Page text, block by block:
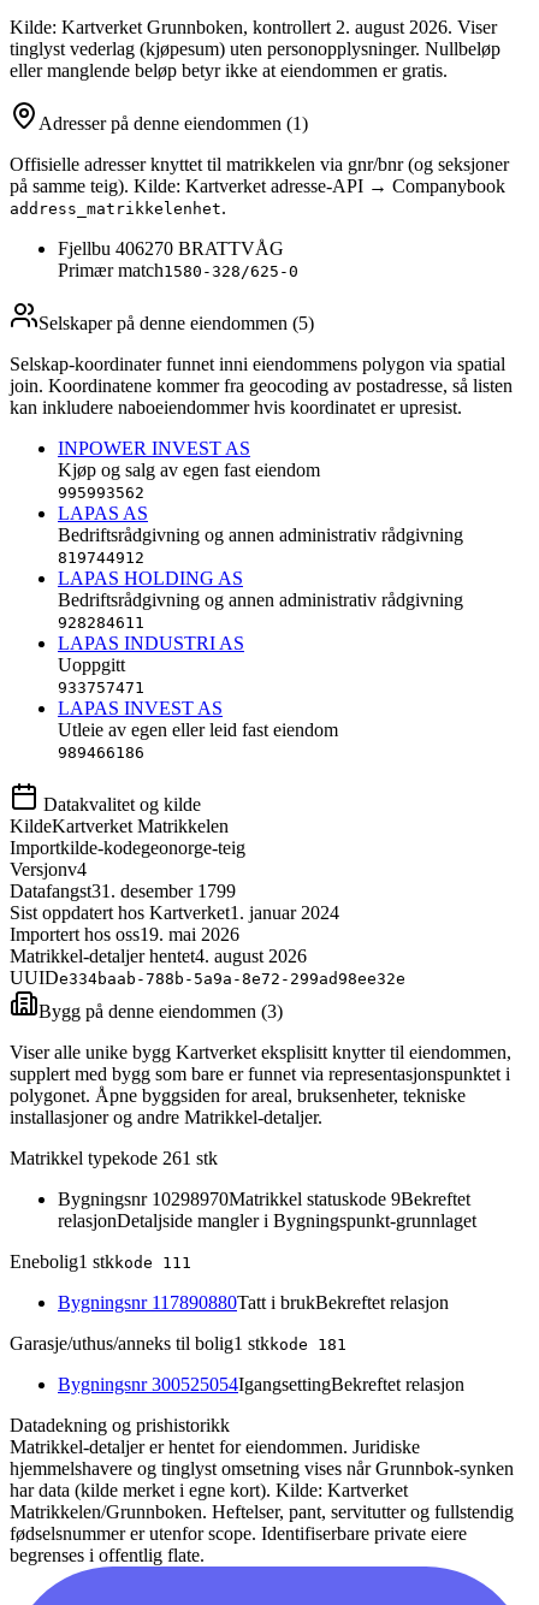
Kilde: Kartverket Grunnboken, kontrollert 2. august 2026. Viser
tinglyst vederlag (kjøpesum) uten personopplysninger. Nullbeløp
eller manglende beløp betyr ikke at eiendommen er gratis.
Adresser på denne eiendommen (1)
Offisielle adresser knyttet til matrikkelen via gnr/bnr (og seksjoner
på samme teig). Kilde: Kartverket adresse-API → Companybook
address_matrikkelenhet.
Fjellbu 406270 BRATTVÅG
Primær match1580-328/625-0
Selskaper på denne eiendommen (5)
Selskap-koordinater funnet inni eiendommens polygon via spatial
join. Koordinatene kommer fra geocoding av postadresse, så listen
kan inkludere naboeiendommer hvis koordinatet er upresist.
INPOWER INVEST AS
Kjøp og salg av egen fast eiendom
995993562
LAPAS AS
Bedriftsrådgivning og annen administrativ rådgivning
819744912
LAPAS HOLDING AS
Bedriftsrådgivning og annen administrativ rådgivning
928284611
LAPAS INDUSTRI AS
Uoppgitt
933757471
LAPAS INVEST AS
Utleie av egen eller leid fast eiendom
989466186
Datakvalitet og kilde
KildeKartverket Matrikkelen
Importkilde-kodegeonorge-teig
Versjonv4
Datafangst31. desember 1799
Sist oppdatert hos Kartverket1. januar 2024
Importert hos oss19. mai 2026
Matrikkel-detaljer hentet4. august 2026
UUIDe334baab-788b-5a9a-8e72-299ad98ee32e
Bygg på denne eiendommen (3)
Viser alle unike bygg Kartverket eksplisitt knytter til eiendommen,
supplert med bygg som bare er funnet via representasjonspunktet i
polygonet. Åpne byggsiden for areal, bruksenheter, tekniske
installasjoner og andre Matrikkel-detaljer.
Matrikkel typekode 261 stk
Bygningsnr 10298970Matrikkel statuskode 9Bekreftet
relasjonDetaljside mangler i Bygningspunkt-grunnlaget
Enebolig1 stkkode 111
Bygningsnr 117890880Tatt i brukBekreftet relasjon
Garasje/uthus/anneks til bolig1 stkkode 181
Bygningsnr300525054IgangsettingBekreftet relasjon
Datadekning og prishistorikk
Matrikkel-detaljer er hentet for eiendommen. Juridiske
hjemmelshavere og tinglyst omsetning vises når Grunnbok-synken
har data (kilde merket i egne kort). Kilde: Kartverket
Matrikkelen/Grunnboken. Heftelser, pant, servitutter og fullstendig
fødselsnummer er utenfor scope. Identifiserbare private eiere
begrenses i offentlig flate.